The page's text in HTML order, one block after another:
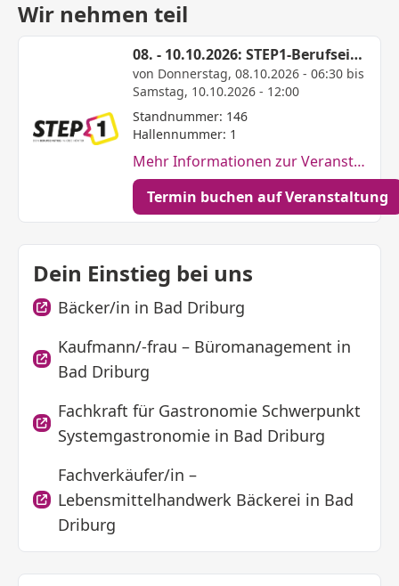
Wir nehmen teil
08. - 10.10.2026: STEP1-Berufseinstiegsmesse in Brakel
von Donnerstag, 08.10.2026 - 06:30 bis
Samstag, 10.10.2026 - 12:00
Standnummer: 146
Hallennummer: 1
Mehr Informationen zur Veranstaltung
Termin buchen auf Veranstaltung
Dein Einstieg bei uns
Bäcker/in in Bad Driburg
Kaufmann/-frau – Büromanagement in
Bad Driburg
Fachkraft für Gastronomie Schwerpunkt
Systemgastronomie in Bad Driburg
Fachverkäufer/in –
Lebensmittelhandwerk Bäckerei in Bad
Driburg